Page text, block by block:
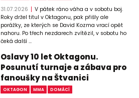
31.07.2026
V pátek ráno váha a v sobotu boj.
Roky držel titul v Oktagonu, pak přišly ale
porážky, ze kterých se David Kozma vrací opět
nahoru. Po třech nezdarech zvítězil, v sobotu ho
čeká další ...
Oslavy 10 let Oktagonu.
Posunutí turnaje a zábava pro
fanoušky na Štvanici
OKTAGON MMA DOMÁCÍ